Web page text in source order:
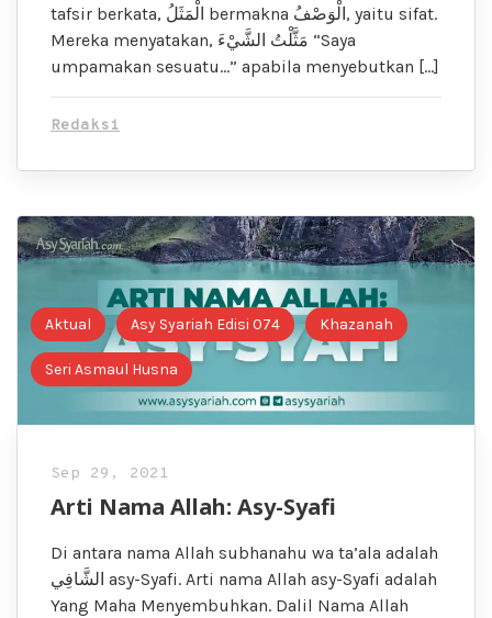
tafsir berkata, الْمَثَلُ bermakna الْوَصْفُ, yaitu sifat.
Mereka menyatakan, مَثَّلْتُ الشَّيْءَ “Saya
umpamakan sesuatu…” apabila menyebutkan […]
Redaksi
Aktual Asy Syariah Edisi 074 Khazanah
Seri Asmaul Husna
Sep 29, 2021
Arti Nama Allah: Asy-Syafi
Di antara nama Allah subhanahu wa ta’ala adalah
الشَّافِي asy-Syafi. Arti nama Allah asy-Syafi adalah
Yang Maha Menyembuhkan. Dalil Nama Allah